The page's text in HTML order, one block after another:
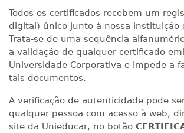
Todos os certificados recebem um
digital) único junto à nossa instituição
Trata-se de uma sequência
a validação de qualquer certificado
Universidade Corporativa e impede a
tais documentos.
A verificação de autenticidade pode
qualquer pessoa com acesso à web,
site da Unieducar, no botão